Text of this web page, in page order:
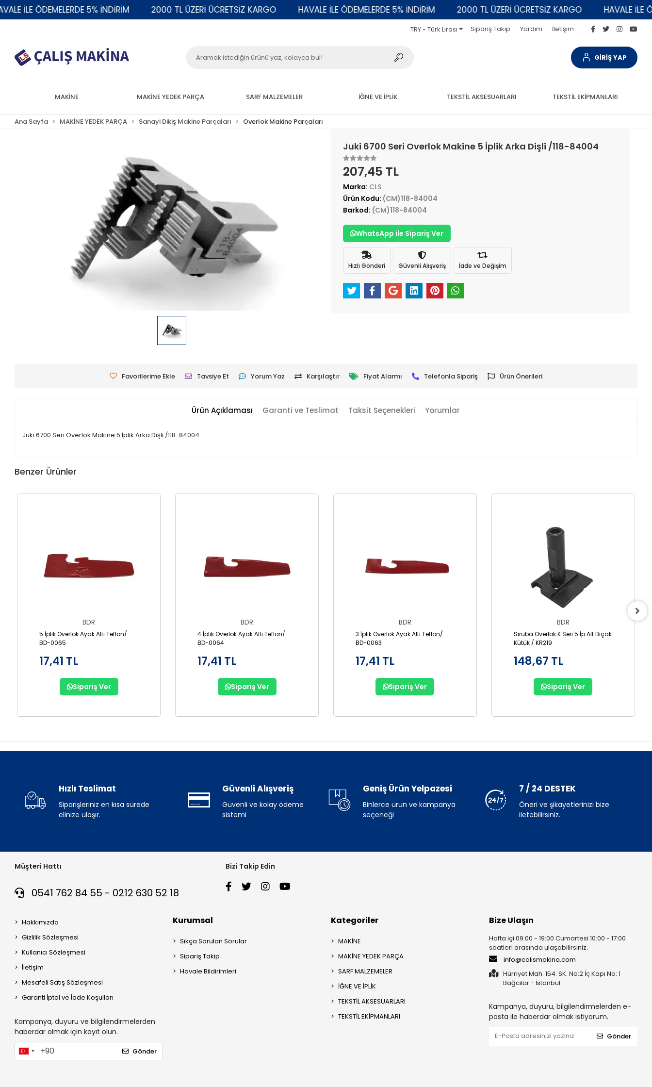
İLE ÖDEMELERDE 5% İNDİRİM 2000 TL ÜZERİ ÜCRETSİZ KARGO HAVALE İLE ÖDEMELERDE 5% İNDİRİM 2000 TL ÜZERİ ÜCRETSİZ KARGO HAVALE İLE
TRY - Türk Lirası Sipariş Takip Yardım İletişim
GİRİŞ YAP
MAKİNE MAKİNE YEDEK PARÇA SARF MALZEMELER İĞNE VE İPLİK TEKSTİL AKSESUARLARI TEKSTİL EKİPMANLARI
Ana Sayfa MAKİNE YEDEK PARÇA Sanayi Dikiş Makine Parçaları Overlok Makine Parçaları
Juki 6700 Seri Overlok Makine 5 İplik Arka Dişli /118-84004
207,45 TL
Marka: CLS
Ürün Kodu: (CM)118-84004
Barkod: (CM)118-84004
WhatsApp ile Sipariş Ver
Hızlı Gönderi Güvenli Alışveriş İade ve Değişim
Favorilerime Ekle Tavsiye Et Yorum Yaz Karşılaştır Fiyat Alarmı Telefonla Sipariş Ürün Önerileri
Ürün Açıklaması Garanti ve Teslimat Taksit Seçenekleri Yorumlar
Juki 6700 Seri Overlok Makine 5 İplik Arka Dişli /118-84004
Benzer Ürünler
BDR
5 İplik Overlok Ayak Altı Teflon/
BD-0065
17,41 TL
Sipariş Ver
BDR
4 İplik Overlok Ayak Altı Teflon/
BD-0064
17,41 TL
Sipariş Ver
BDR
3 İplik Overlok Ayak Altı Teflon/
BD-0063
17,41 TL
Sipariş Ver
BDR
Siruba Overlok K Seri 5 İp Alt Bıçak
Kütük / KR219
148,67 TL
Sipariş Ver
Hızlı Teslimat
Siparişleriniz en kısa sürede
elinize ulaşır.
Güvenli Alışveriş
Güvenli ve kolay ödeme
sistemi
Geniş Ürün Yelpazesi
Binlerce ürün ve kampanya
seçeneği
7 / 24 DESTEK
Öneri ve şikayetlerinizi bize
iletebilirsiniz.
Müşteri Hattı
0541 762 84 55 - 0212 630 52 18
Bizi Takip Edin
Hakkımızda
Gizlilik Sözleşmesi
Kullanıcı Sözleşmesi
İletişim
Mesafeli Satış Sözleşmesi
Garanti İptal ve İade Koşulları
Kampanya, duyuru ve bilgilendirmelerden
haberdar olmak için kayıt olun.
Gönder
Kurumsal
Sıkça Sorulan Sorular
Sipariş Takip
Havale Bildirimleri
Kategoriler
MAKİNE
MAKİNE YEDEK PARÇA
SARF MALZEMELER
İĞNE VE İPLİK
TEKSTİL AKSESUARLARI
TEKSTİL EKİPMANLARI
Bize Ulaşın
Hafta içi 09:00 - 19:00 Cumartesi 10:00 - 17:00
saatleri arasında ulaşabilirsiniz.
info@calismakina.com
Hürriyet Mah. 154. SK. No:2 İç Kapı No: 1
Bağcılar - İstanbul
Kampanya, duyuru, bilgilendirmelerden e-
posta ile haberdar olmak istiyorum.
Gönder